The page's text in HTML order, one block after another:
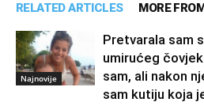
RELATED ARTICLES MORE
Najnovije
Pretvarala sam
umirućeg
sam, ali nakon
sam kutiju koja